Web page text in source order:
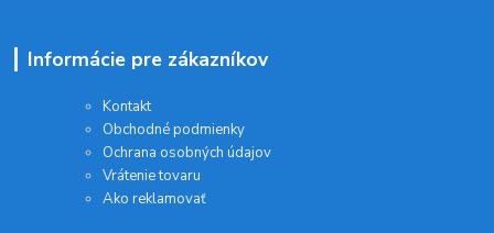
Informácie pre zákazníkov
Kontakt
Obchodné podmienky
Ochrana osobných údajov
Vrátenie tovaru
Ako reklamovať